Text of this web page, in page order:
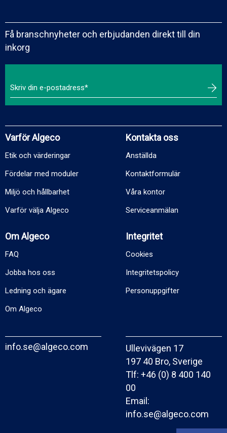
Få branschnyheter och erbjudanden direkt till din
inkorg
Varför Algeco
Etik och värderingar
Fördelar med moduler
Miljö och hållbarhet
Varför välja Algeco
Kontakta oss
Anställda
Kontaktformulär
Våra kontor
Serviceanmälan
Om Algeco
FAQ
Jobba hos oss
Ledning och ägare
Om Algeco
Integritet
Cookies
Integritetspolicy
Personuppgifter
info.se@algeco.com
Ullevivägen 17
197 40 Bro, Sverige
Tlf: +46 (0) 8 400 140
00
Email:
info.se@algeco.com